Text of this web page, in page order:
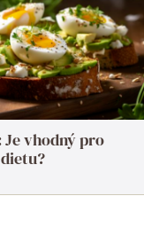
vhodný pro